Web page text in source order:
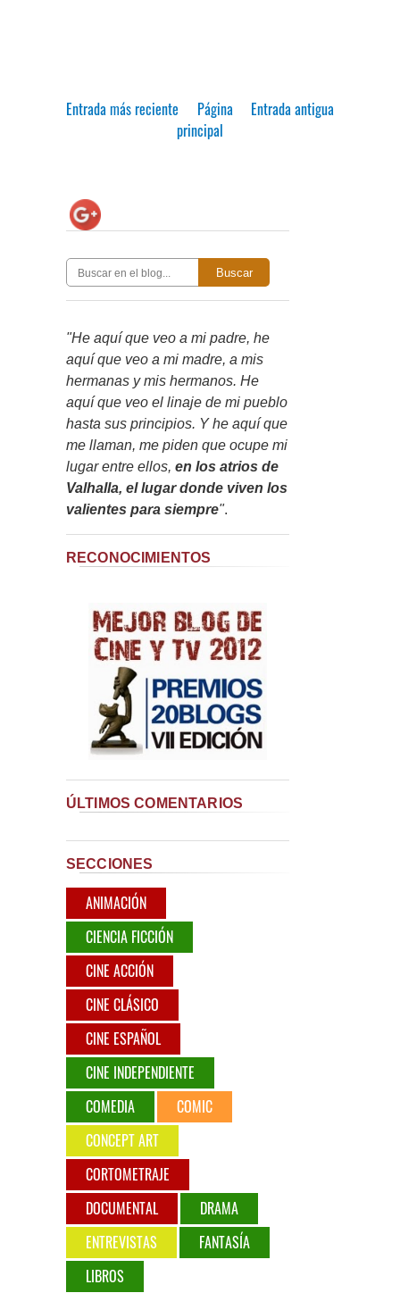
Entrada más reciente Entrada antigua
Página
principal
Buscar
"He aquí que veo a mi padre, he
aquí que veo a mi madre, a mis
hermanas y mis hermanos. He
aquí que veo el linaje de mi pueblo
hasta sus principios. Y he aquí que
me llaman, me piden que ocupe mi
lugar entre ellos, en los atrios de
Valhalla, el lugar donde viven los
valientes para siempre".
RECONOCIMIENTOS
ÚLTIMOS COMENTARIOS
SECCIONES
ANIMACIÓN
CIENCIA FICCIÓN
CINE ACCIÓN
CINE CLÁSICO
CINE ESPAÑOL
CINE INDEPENDIENTE
COMEDIA
COMIC
CONCEPT ART
CORTOMETRAJE
DOCUMENTAL
DRAMA
ENTREVISTAS
FANTASÍA
LIBROS